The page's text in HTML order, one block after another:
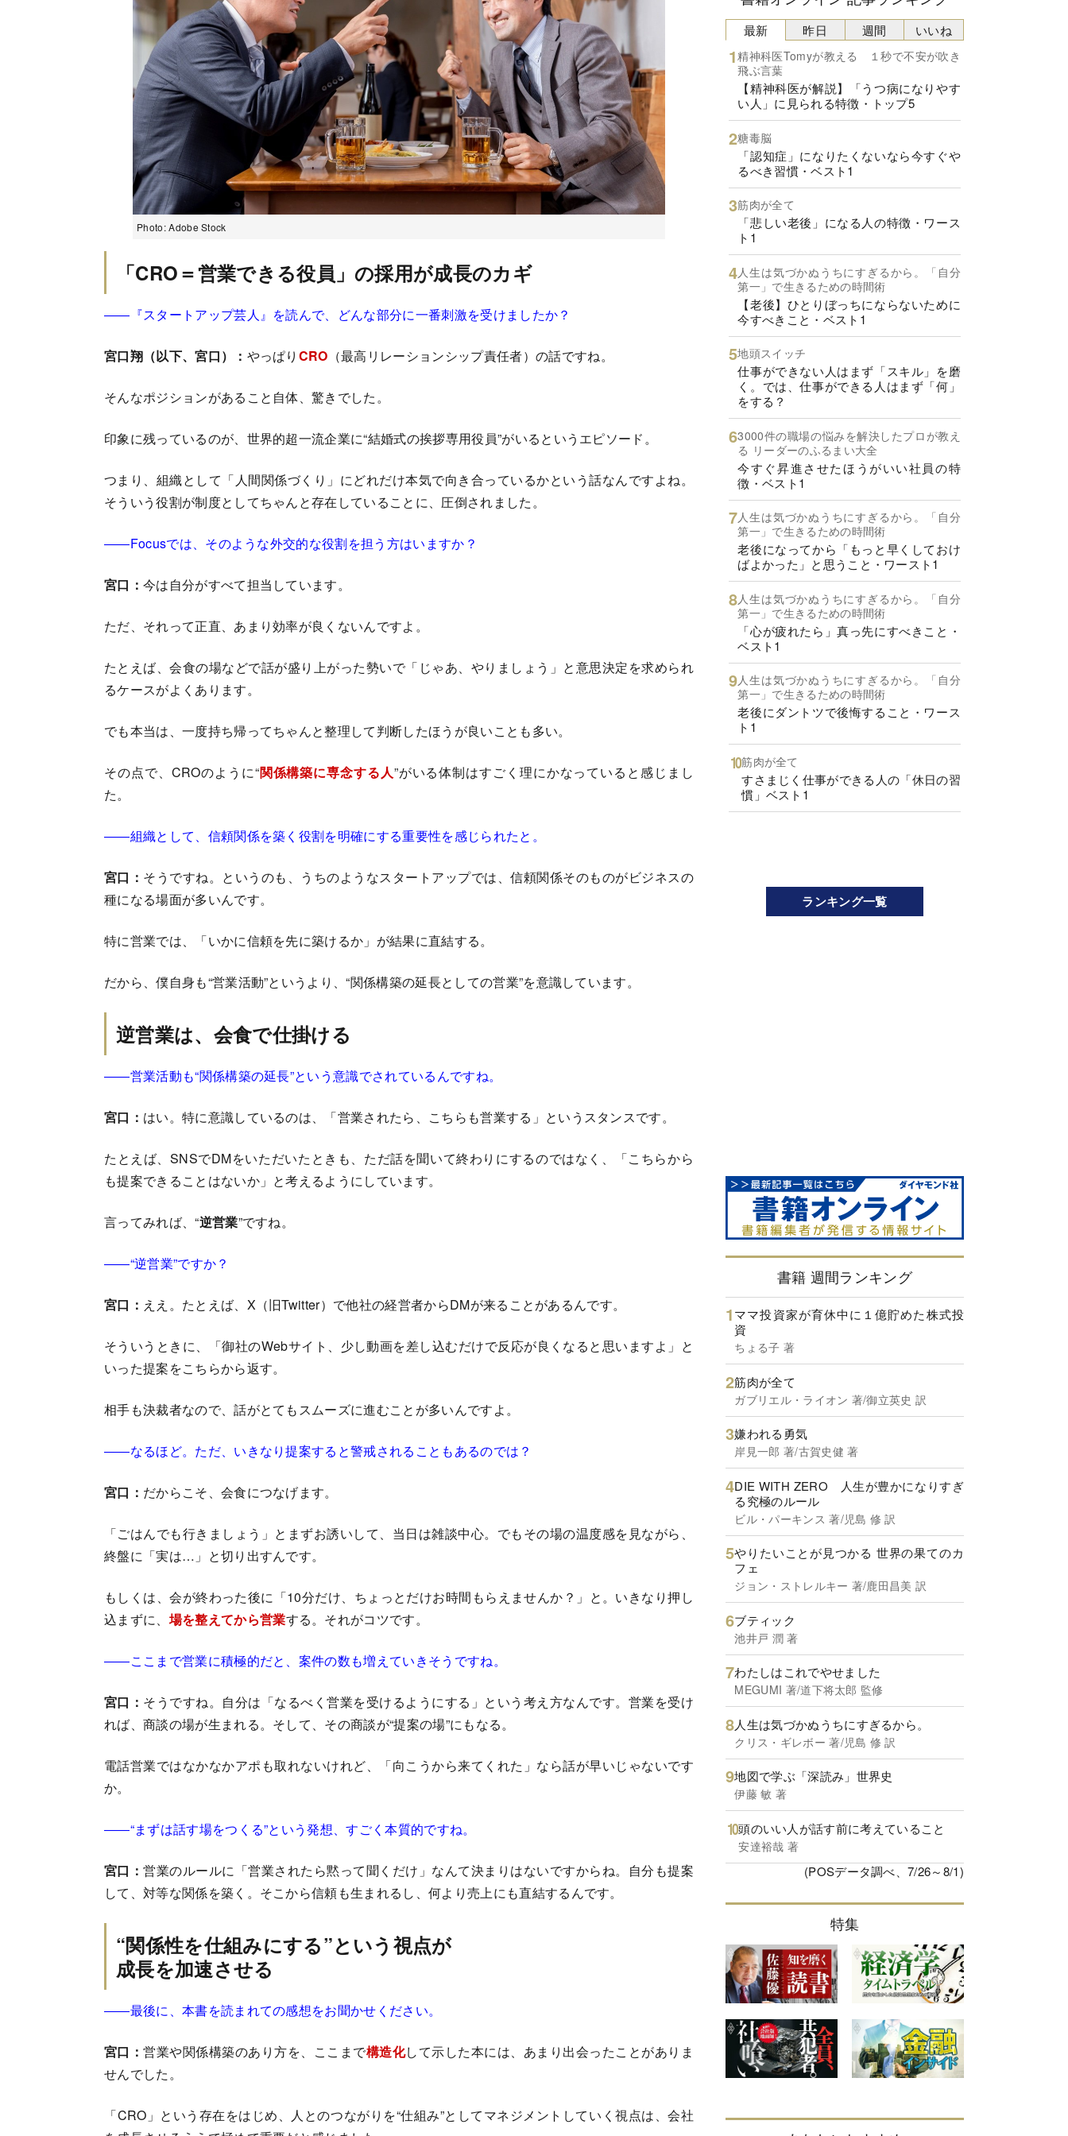
Photo: Adobe Stock
「CRO＝営業できる役員」の採用が成長のカギ
――『スタートアップ芸人』を読んで、どんな部分に一番刺激を受けましたか？
宮口翔（以下、宮口）： やっぱり CRO （最高リレーションシップ責任者）の話ですね。
そんなポジションがあること自体、驚きでした。
印象に残っているのが、世界的超一流企業に“結婚式の挨拶専用役員”がいるというエピソード。
つまり、組織として「人間関係づくり」にどれだけ本気で向き合っているかという話なんですよね。
そういう役割が制度としてちゃんと存在していることに、圧倒されました。
――Focusでは、そのような外交的な役割を担う方はいますか？
宮口： 今は自分がすべて担当しています。
ただ、それって正直、あまり効率が良くないんですよ。
たとえば、会食の場などで話が盛り上がった勢いで「じゃあ、やりましょう」と意思決定を求められ
るケースがよくあります。
でも本当は、一度持ち帰ってちゃんと整理して判断したほうが良いことも多い。
その点で、CROのように“関係構築に専念する人”がいる体制はすごく理にかなっていると感じまし
た。
――組織として、信頼関係を築く役割を明確にする重要性を感じられたと。
宮口： そうですね。というのも、うちのようなスタートアップでは、信頼関係そのものがビジネスの
種になる場面が多いんです。
特に営業では、「いかに信頼を先に築けるか」が結果に直結する。
だから、僕自身も“営業活動”というより、“関係構築の延長としての営業”を意識しています。
逆営業は、会食で仕掛ける
――営業活動も“関係構築の延長”という意識でされているんですね。
宮口： はい。特に意識しているのは、「営業されたら、こちらも営業する」というスタンスです。
たとえば、SNSでDMをいただいたときも、ただ話を聞いて終わりにするのではなく、「こちらから
も提案できることはないか」と考えるようにしています。
言ってみれば、“逆営業”ですね。
――“逆営業”ですか？
宮口： ええ。たとえば、X（旧Twitter）で他社の経営者からDMが来ることがあるんです。
そういうときに、「御社のWebサイト、少し動画を差し込むだけで反応が良くなると思いますよ」と
いった提案をこちらから返す。
相手も決裁者なので、話がとてもスムーズに進むことが多いんですよ。
――なるほど。ただ、いきなり提案すると警戒されることもあるのでは？
宮口： だからこそ、会食につなげます。
「ごはんでも行きましょう」とまずお誘いして、当日は雑談中心。でもその場の温度感を見ながら、
終盤に「実は…」と切り出すんです。
もしくは、会が終わった後に「10分だけ、ちょっとだけお時間もらえませんか？」と。いきなり押し
込まずに、 場を整えてから営業する。それがコツです。
――ここまで営業に積極的だと、案件の数も増えていきそうですね。
宮口： そうですね。自分は「なるべく営業を受けるようにする」という考え方なんです。営業を受け
れば、商談の場が生まれる。そして、その商談が“提案の場”にもなる。
電話営業ではなかなかアポも取れないけれど、「向こうから来てくれた」なら話が早いじゃないです
か。
――“まずは話す場をつくる”という発想、すごく本質的ですね。
宮口：営業のルールに「営業されたら黙って聞くだけ」なんて決まりはないですからね。自分も提案
して、対等な関係を築く。そこから信頼も生まれるし、何より売上にも直結するんです。
“関係性を仕組みにする”という視点が
成長を加速させる
――最後に、本書を読まれての感想をお聞かせください。
宮口：営業や関係構築のあり方を、ここまで構造化して示した本には、あまり出会ったことがありま
せんでした。
「CRO」という存在をはじめ、人とのつながりを“仕組み”としてマネジメントしていく視点は、会社
最新
精神科医Tomyが教える １秒で不安が吹き
飛ぶ言葉
【精神科医が解説】「うつ病になりやす
い人」に見られる特徴・トップ5
糖毒脳
「認知症」になりたくないなら今すぐや
るべき習慣・ベスト1
筋肉が全て
「悲しい老後」になる人の特徴・ワース
ト1
人生は気づかぬうちにすぎるから。「自分
第一」で生きるための時間術
【老後】ひとりぼっちにならないために
今すべきこと・ベスト1
地頭スイッチ
仕事ができない人はまず「スキル」を磨
く。では、仕事ができる人はまず「何」
をする？
3000件の職場の悩みを解決したプロが教え
る リーダーのふるまい大全
今すぐ昇進させたほうがいい社員の特
徴・ベスト1
人生は気づかぬうちにすぎるから。「自分
第一」で生きるための時間術
老後になってから「もっと早くしておけ
ばよかった」と思うこと・ワースト1
人生は気づかぬうちにすぎるから。「自分
第一」で生きるための時間術
「心が疲れたら」真っ先にすべきこと・
ベスト1
人生は気づかぬうちにすぎるから。「自分
第一」で生きるための時間術
老後にダントツで後悔すること・ワース
ト1
筋肉が全て
すさまじく仕事ができる人の「休日の習
慣」ベスト1
昨日 週間 いいね
ランキング一覧
書籍 週間ランキング
ママ投資家が育休中に１億貯めた株式投
資
ちょる子 著
筋肉が全て
ガブリエル・ライオン 著/御立英史 訳
嫌われる勇気
岸見一郎 著/古賀史健 著
DIE WITH ZERO 人生が豊かになりすぎ
る究極のルール
ビル・パーキンス 著/児島 修 訳
やりたいことが見つかる 世界の果てのカ
フェ
ジョン・ストレルキー 著/鹿田昌美 訳
ブティック
池井戸 潤 著
わたしはこれでやせました
MEGUMI 著/道下将太郎 監修
人生は気づかぬうちにすぎるから。
クリス・ギレボー 著/児島 修 訳
地図で学ぶ「深読み」世界史
伊藤 敏 著
頭のいい人が話す前に考えていること
安達裕哉 著
(POSデータ調べ、7/26～8/1)
特集